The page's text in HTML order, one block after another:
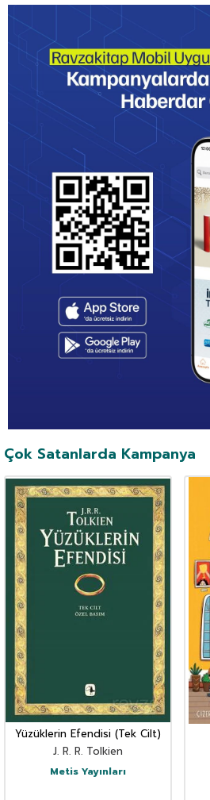
Çok Satanlarda Kampanya
Yüzüklerin Efendisi (Tek Cilt)
J. R. R. Tolkien
Metis Yayınları